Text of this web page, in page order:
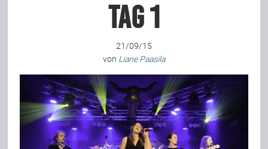
Weitere Berichte
Bild-Archiv
Tag 1
21/09/15
von Liane Paasila